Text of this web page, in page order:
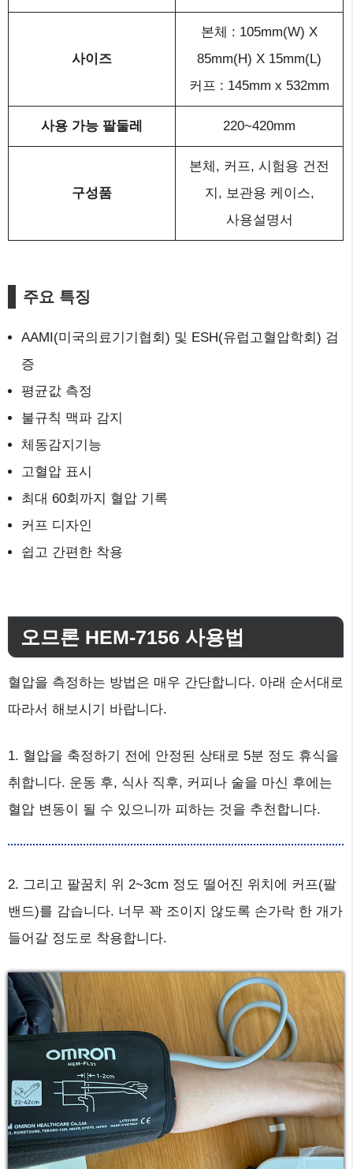
사이즈
본체 : 105mm(W) X
85mm(H) X 15mm(L)
커프 : 145mm x 532mm
사용 가능 팔둘레 220~420mm
구성품
본체, 커프, 시험용 건전
지, 보관용 케이스,
사용설명서
주요 특징
AAMI(미국의료기기협회) 및 ESH(유럽고혈압학회) 검
증
평균값 측정
불규칙 맥파 감지
체동감지기능
고혈압 표시
최대 60회까지 혈압 기록
커프 디자인
쉽고 간편한 착용
오므론 HEM-7156 사용법
혈압을 측정하는 방법은 매우 간단합니다. 아래 순서대로
따라서 해보시기 바랍니다.
1. 혈압을 축정하기 전에 안정된 상태로 5분 정도 휴식을
취합니다. 운동 후, 식사 직후, 커피나 술을 마신 후에는
혈압 변동이 될 수 있으니까 피하는 것을 추천합니다.
2. 그리고 팔꿈치 위 2~3cm 정도 떨어진 위치에 커프(팔
밴드)를 감습니다. 너무 꽉 조이지 않도록 손가락 한 개가
들어갈 정도로 착용합니다.